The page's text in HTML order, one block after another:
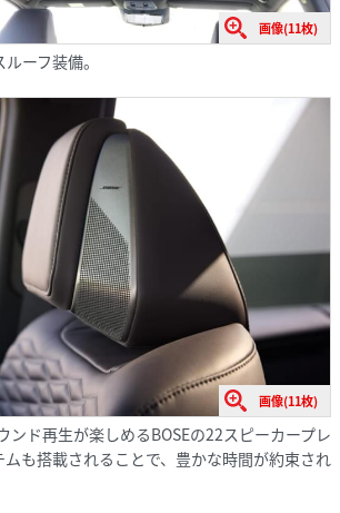
画像(11枚)
ーフ装備。
画像(11枚)
ンド再生が楽しめるBOSEの22スピーカープレ
ムも搭載されることで、豊かな時間が約束され